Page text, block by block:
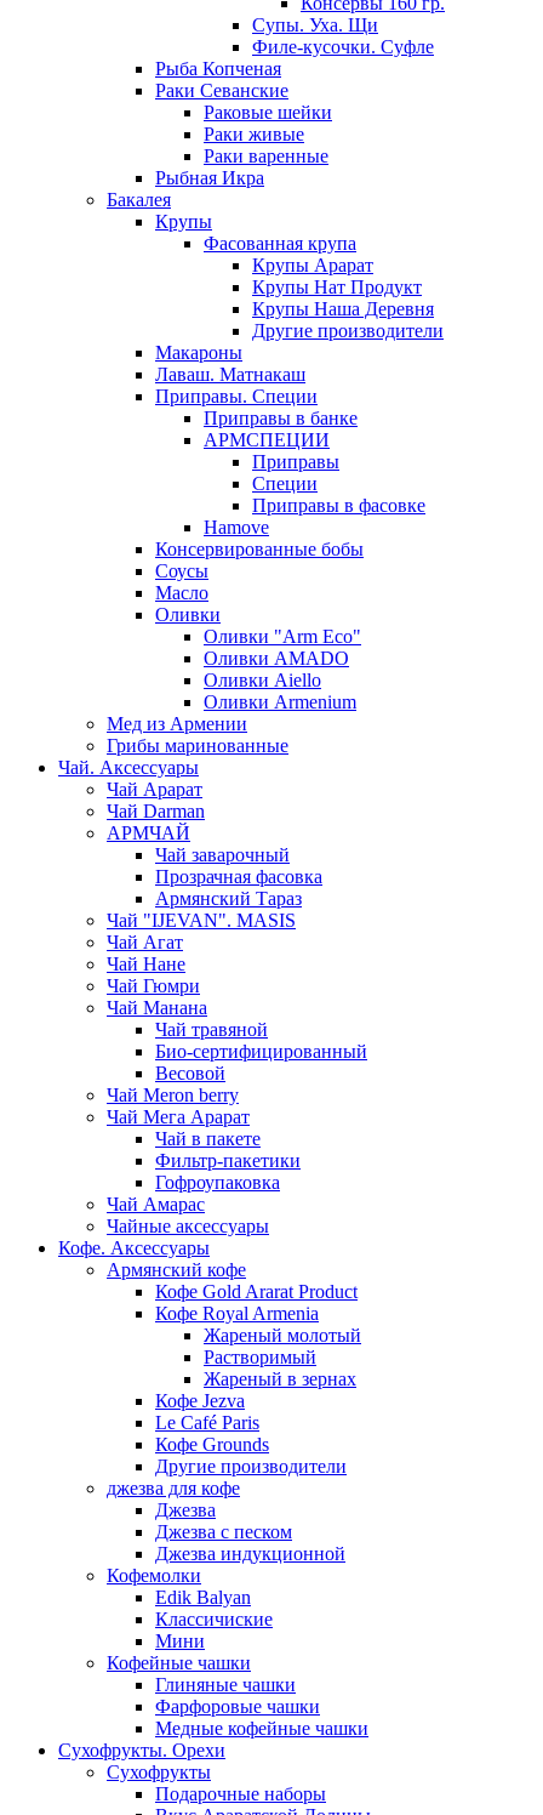
Супы. Уха. Щи
Филе-кусочки. Суфле
Рыба Копченая
Раки Севанские
Раковые шейки
Раки живые
Раки варенные
Рыбная Икра
Бакалея
Крупы
Фасованная крупа
Крупы Арарат
Крупы Нат Продукт
Крупы Наша Деревня
Другие производители
Макароны
Лаваш. Матнакаш
Приправы. Специи
Приправы в банке
АРМСПЕЦИИ
Приправы
Специи
Приправы в фасовке
Hamove
Консервированные бобы
Соусы
Масло
Оливки
Оливки "Arm Eco"
Оливки AMADO
Оливки Aiello
Оливки Armenium
Мед из Армении
Грибы маринованные
Чай. Аксессуары
Чай Арарат
Чай Darman
АРМЧАЙ
Чай заварочный
Прозрачная фасовка
Армянский Тараз
Чай "IJEVAN". MASIS
Чай Агат
Чай Нане
Чай Гюмри
Чай Манана
Чай травяной
Био-сертифицированный
Весовой
Чай Meron berry
Чай Мега Арарат
Чай в пакете
Фильтр-пакетики
Гофроупаковка
Чай Амарас
Чайные аксессуары
Кофе. Аксессуары
Армянский кофе
Кофе Gold Ararat Product
Кофе Royal Armenia
Жареный молотый
Растворимый
Жареный в зернах
Кофе Jezva
Le Café Paris
Кофе Grounds
Другие производители
джезва для кофе
Джезва
Джезва с песком
Джезва индукционной
Кофемолки
Edik Balyan
Классичиские
Мини
Кофейные чашки
Глиняные чашки
Фарфоровые чашки
Медные кофейные чашки
Сухофрукты. Орехи
Сухофрукты
Подарочные наборы